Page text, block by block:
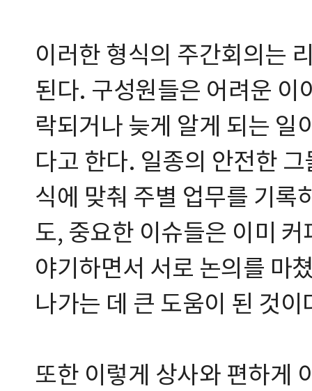
이러한 형식의 주간회의는
된다. 구성원들은 어려운 이
락되거나 늦게 알게 되는 일
다고 한다. 일종의 안전한
식에 맞춰 주별 업무를 기록
도, 중요한 이슈들은 이미
야기하면서 서로 논의를 마
나가는 데 큰 도움이 된 것이
또한 이렇게 상사와 편하게